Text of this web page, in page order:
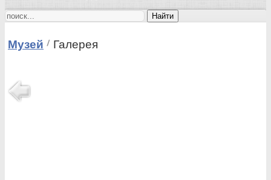
Найти
Музей Галерея